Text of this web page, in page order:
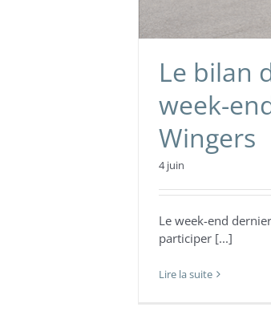
Le bilan
week-
Wingers
4 juin
Le week-end
participer [...]
Lire la suite